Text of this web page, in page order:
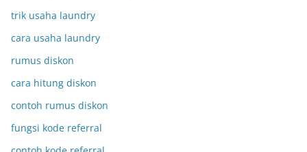
trik usaha laundry
cara usaha laundry
rumus diskon
cara hitung diskon
contoh rumus diskon
fungsi kode referral